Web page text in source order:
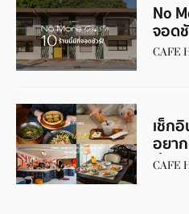
No
จอด
CAFE
เช็ก
อยา
น่าแวะ
CAFE